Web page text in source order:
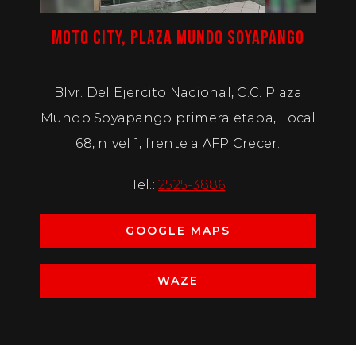
MOTO CITY, PLAZA MUNDO SOYAPANGO
Blvr. Del Ejercito Nacional, C.C. Plaza
Mundo Soyapango primera etapa, Local
68, nivel 1, frente a AFP Crecer.
Tel.:2525-3886
GOOGLE MAPS
WAZE